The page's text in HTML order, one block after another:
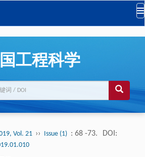
工程科学
Vol. 21 ›› Issue (1) : 68 -73. DOI: